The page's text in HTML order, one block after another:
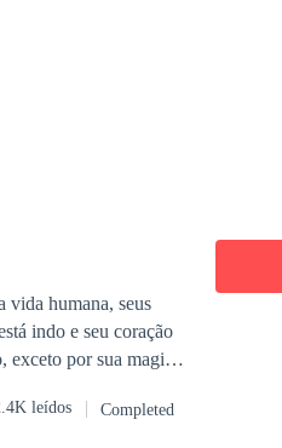
indo e seu coração
leídos Completed